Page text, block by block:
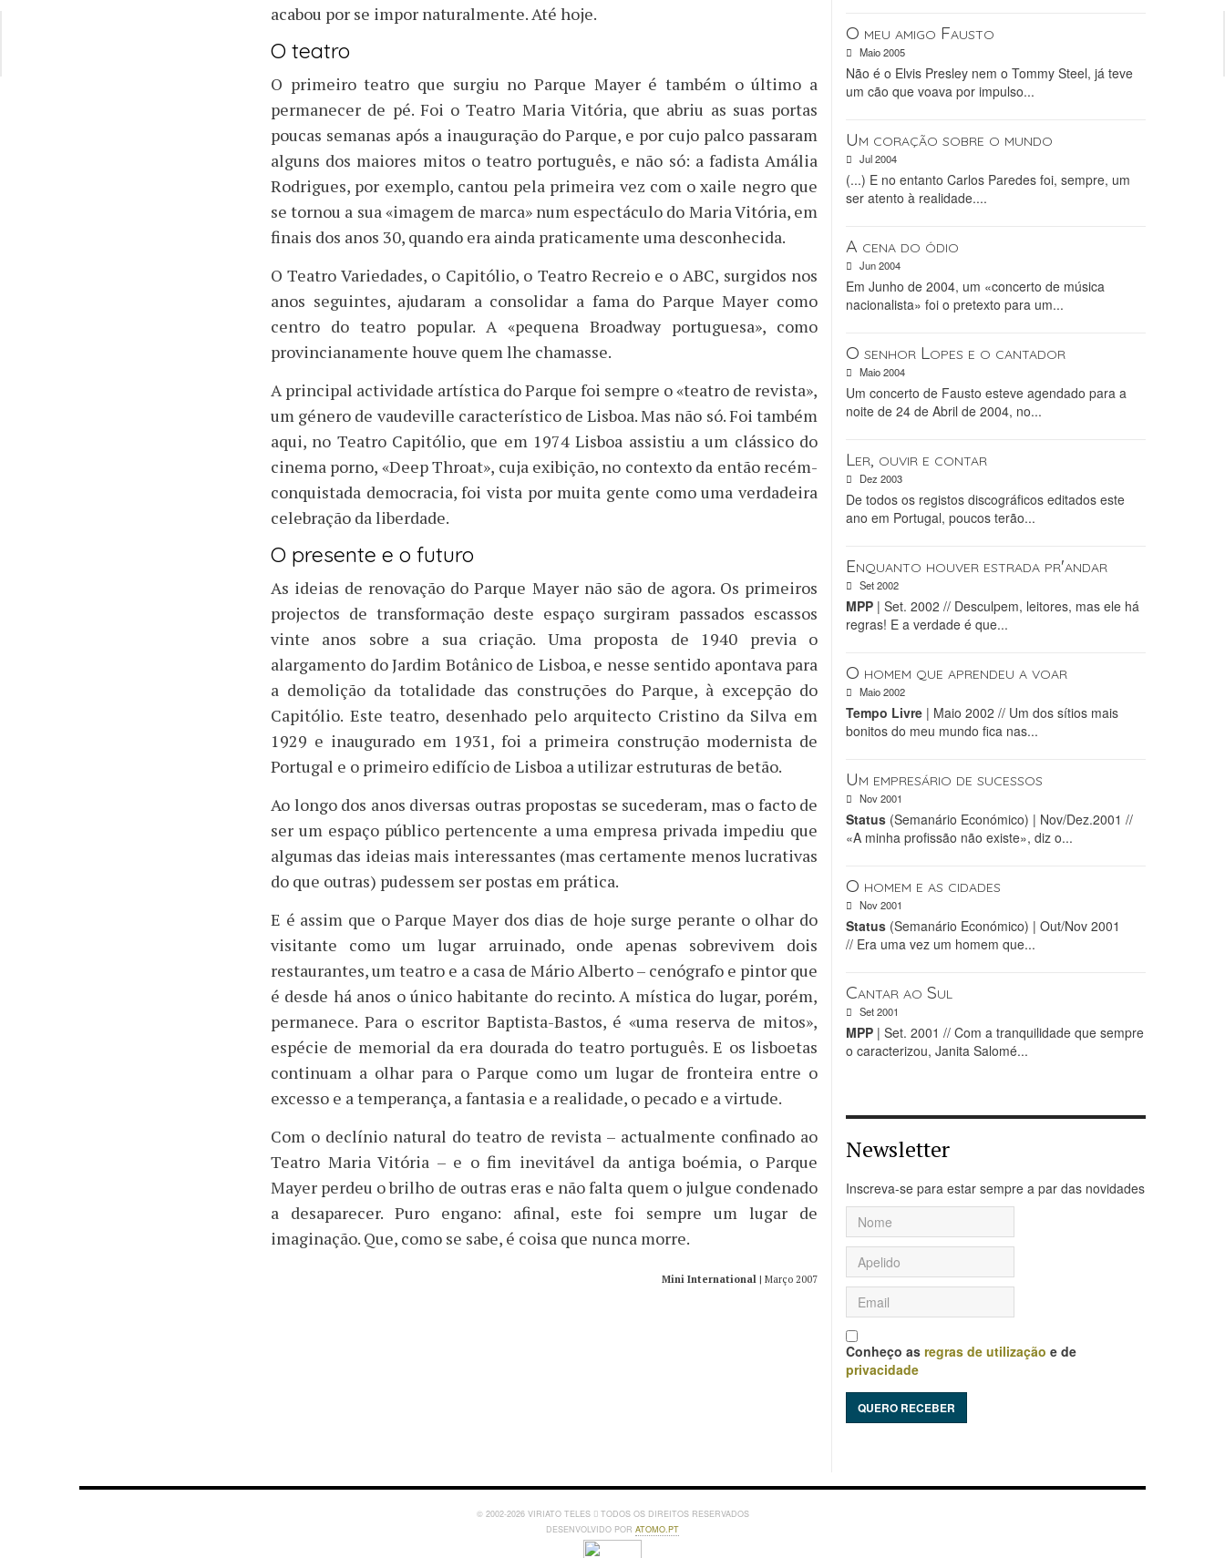
acabou por se impor naturalmente. Até hoje.
O teatro
O primeiro teatro que surgiu no Parque Mayer é também o último a
permanecer de pé. Foi o Teatro Maria Vitória, que abriu as suas portas
poucas semanas após a inauguração do Parque, e por cujo palco passaram
alguns dos maiores mitos o teatro português, e não só: a fadista Amália
Rodrigues, por exemplo, cantou pela primeira vez com o xaile negro que
se tornou a sua «imagem de marca» num espectáculo do Maria Vitória, em
finais dos anos 30, quando era ainda praticamente uma desconhecida.
O Teatro Variedades, o Capitólio, o Teatro Recreio e o ABC, surgidos nos
anos seguintes, ajudaram a consolidar a fama do Parque Mayer como
centro do teatro popular. A «pequena Broadway portuguesa», como
provincianamente houve quem lhe chamasse.
A principal actividade artística do Parque foi sempre o «teatro de revista»,
um género de vaudeville característico de Lisboa. Mas não só. Foi também
aqui, no Teatro Capitólio, que em 1974 Lisboa assistiu a um clássico do
cinema porno, «Deep Throat», cuja exibição, no contexto da então recém-
conquistada democracia, foi vista por muita gente como uma verdadeira
celebração da liberdade.
O presente e o futuro
As ideias de renovação do Parque Mayer não são de agora. Os primeiros
projectos de transformação deste espaço surgiram passados escassos
vinte anos sobre a sua criação. Uma proposta de 1940 previa o
alargamento do Jardim Botânico de Lisboa, e nesse sentido apontava para
a demolição da totalidade das construções do Parque, à excepção do
Capitólio. Este teatro, desenhado pelo arquitecto Cristino da Silva em
1929 e inaugurado em 1931, foi a primeira construção modernista de
Portugal e o primeiro edifício de Lisboa a utilizar estruturas de betão.
Ao longo dos anos diversas outras propostas se sucederam, mas o facto de
ser um espaço público pertencente a uma empresa privada impediu que
algumas das ideias mais interessantes (mas certamente menos lucrativas
do que outras) pudessem ser postas em prática.
E é assim que o Parque Mayer dos dias de hoje surge perante o olhar do
visitante como um lugar arruinado, onde apenas sobrevivem dois
restaurantes, um teatro e a casa de Mário Alberto – cenógrafo e pintor que
é desde há anos o único habitante do recinto. A mística do lugar, porém,
permanece. Para o escritor Baptista-Bastos, é «uma reserva de mitos»,
espécie de memorial da era dourada do teatro português. E os lisboetas
continuam a olhar para o Parque como um lugar de fronteira entre o
excesso e a temperança, a fantasia e a realidade, o pecado e a virtude.
Com o declínio natural do teatro de revista – actualmente confinado ao
Teatro Maria Vitória – e o fim inevitável da antiga boémia, o Parque
Mayer perdeu o brilho de outras eras e não falta quem o julgue condenado
a desaparecer. Puro engano: afinal, este foi sempre um lugar de
imaginação. Que, como se sabe, é coisa que nunca morre.
Mini International | Março 2007
O meu amigo Fausto
Maio 2005
Não é o Elvis Presley nem o Tommy Steel, já teve
um cão que voava por impulso...
Um coração sobre o mundo
Jul 2004
(...) E no entanto Carlos Paredes foi, sempre, um
ser atento à realidade....
A cena do ódio
Jun 2004
Em Junho de 2004, um «concerto de música
nacionalista» foi o pretexto para um...
O senhor Lopes e o cantador
Maio 2004
Um concerto de Fausto esteve agendado para a
noite de 24 de Abril de 2004, no...
Ler, ouvir e contar
Dez 2003
De todos os registos discográficos editados este
ano em Portugal, poucos terão...
Enquanto houver estrada pr'andar
Set 2002
MPP | Set. 2002 // Desculpem, leitores, mas ele há
regras! E a verdade é que...
O homem que aprendeu a voar
Maio 2002
Tempo Livre | Maio 2002 // Um dos sítios mais
bonitos do meu mundo fica nas...
Um empresário de sucessos
Nov 2001
Status (Semanário Económico) | Nov/Dez.2001 //
«A minha profissão não existe», diz o...
O homem e as cidades
Nov 2001
Status (Semanário Económico) | Out/Nov 2001
// Era uma vez um homem que...
Cantar ao Sul
Set 2001
MPP | Set. 2001 // Com a tranquilidade que sempre
o caracterizou, Janita Salomé...
Newsletter
Inscreva-se para estar sempre a par das novidades
Conheço as regras de utilização e de
privacidade
© 2002-2026 VIRIATO TELES TODOS OS DIREITOS RESERVADOS
DESENVOLVIDO POR ATOMO.PT